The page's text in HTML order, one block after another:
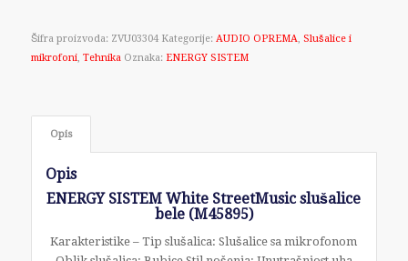
Šifra proizvoda: ZVU03304 Kategorije: AUDIO OPREMA Slušalice i
mikrofoni, Tehnika Oznaka: ENERGY SISTEM
Opis
Opis
ENERGY SISTEM White StreetMusic slušalice
bele (M45895)
Karakteristike – Tip slušalica: Slušalice sa mikrofonom